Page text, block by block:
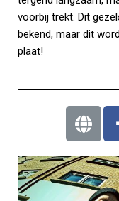
voorbij trekt. Dit
bekend, maar dit
plaat!